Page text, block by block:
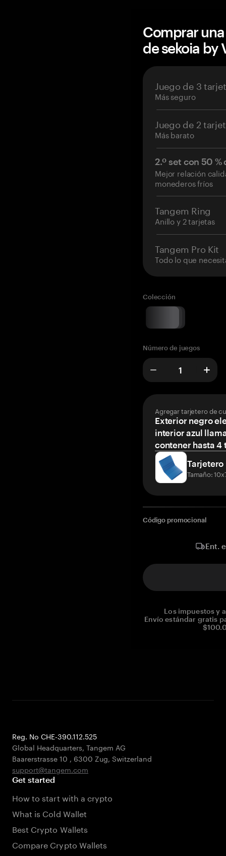
Comprar
de sekoia by
Juego de 3
Más seguro
Juego de 2
Más barato
2.º set con 50
Mejor relación
monederos fríos
Tangem Ring
Anillo y 2 tarjetas
Tangem Pro Kit
Todo lo que
Colección
Número de juegos
Agregar tarjetero de
Exterior negro
interior azul
contener hasta 4
Tarjetero
Tamaño:
Código promocional
Ent.
Los impuestos y
Envío estándar gratis
Reg. No CHE-390.112.525
Global Headquarters, Tangem AG
Baarerstrasse 10 , 6300 Zug, Switzerland
support@tangem.com
Get started
How to start with a crypto
What is Cold Wallet
Best Crypto Wallets
Compare Crypto Wallets